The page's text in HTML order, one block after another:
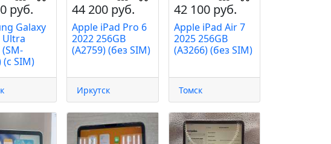
руб.
Galaxy
Ultra
(с SIM)
44 200 руб.
Apple iPad Pro 6
2022 256GB
(A2759) (без SIM)
Иркутск
42 100 руб.
Apple iPad Air 7
2025 256GB
(A3266) (без SIM)
Томск